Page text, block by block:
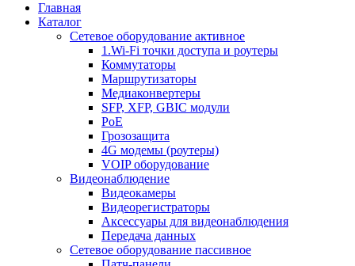
Главная
Каталог
Сетевое оборудование активное
1.Wi-Fi точки доступа и роутеры
Коммутаторы
Маршрутизаторы
Медиаконвертеры
SFP, XFP, GBIC модули
PoE
Грозозащита
4G модемы (роутеры)
VOIP оборудование
Видеонаблюдение
Видеокамеры
Видеорегистраторы
Аксессуары для видеонаблюдения
Передача данных
Сетевое оборудование пассивное